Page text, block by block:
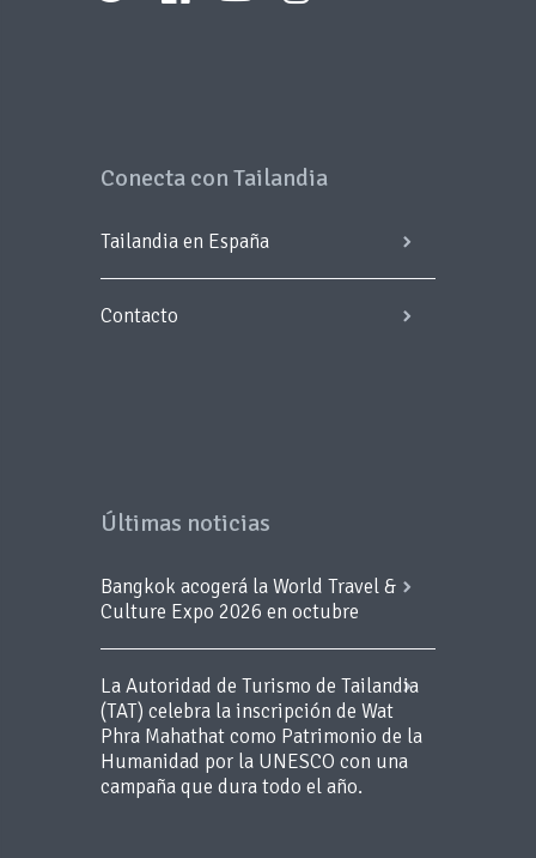
Conecta con Tailandia
Tailandia en España
Contacto
Últimas noticias
Bangkok acogerá la World Travel &
Culture Expo 2026 en octubre
La Autoridad de Turismo de Tailandia
(TAT) celebra la inscripción de Wat
Phra Mahathat como Patrimonio de la
Humanidad por la UNESCO con una
campaña que dura todo el año.